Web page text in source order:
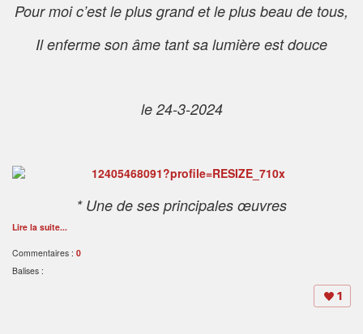
Pour moi c’est le plus grand et le plus beau de tous,
Il enferme son âme tant sa lumière est douce
le 24-3-2024
* Une de ses principales œuvres
Lire la suite...
Commentaires : 0
Balises :
1